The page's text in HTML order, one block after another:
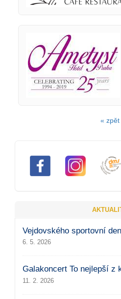
« zpět
Vejdovského sportovní
6. 5. 2026
Galakoncert To nejlepší z
11. 2. 2026